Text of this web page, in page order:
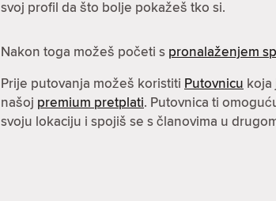
svoj profil da što bolje pokažeš tko si.
Nakon toga možeš početi s pronalaženjem
Prije putovanja možeš koristiti Putovnicu
našoj premium pretplati. Putovnica ti
svoju lokaciju i spojiš se s članovima u